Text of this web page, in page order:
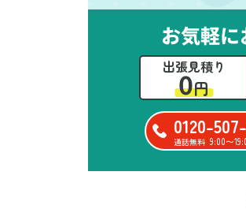
お気軽に
出張見積り
0円
0120-
通話無料 9:00〜